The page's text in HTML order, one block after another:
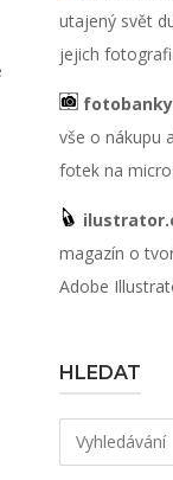
utajený svět
jejich
vše o nákupu
fotek na
magazín o
Adobe
HLEDAT
Hledat: